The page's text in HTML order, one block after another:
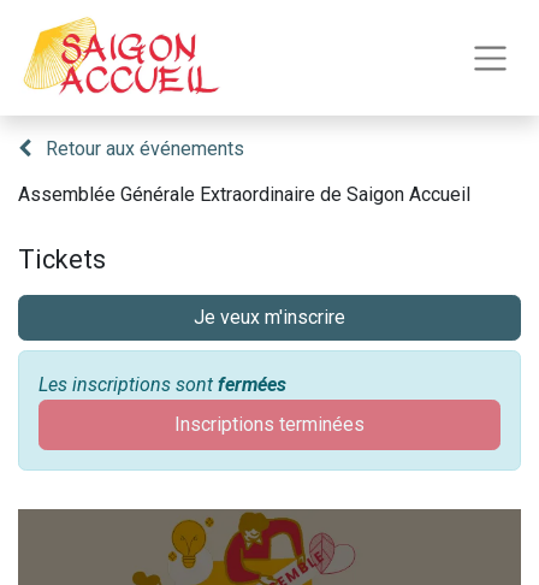
Retour aux événements
Assemblée Générale Extraordinaire de Saigon Accueil
Tickets
Je veux m'inscrire
Les inscriptions sont fermées
Inscriptions terminées